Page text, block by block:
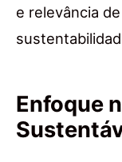
e relevância
Enfoque